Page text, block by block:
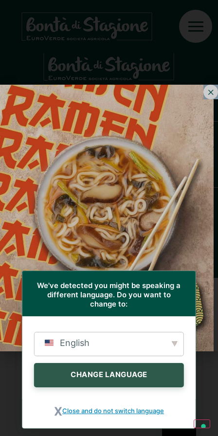
Štítek: franco rollè
PĚSTUJEME VÁŠNĚ, VYRÁBÍME BONTÀ.
Fabrizio Ziliani
© 2023 - Euroverde Società Agricola S.r.l. - Via
Quinzano, 1 - 25020 Azzano Mella (BS) Itálie - Tel.
+39 030 9747113 - Fax. +39 030 9749156 - P.IVA
03373910177 - REA: 366732 -Design by RBA design
Zásady ochrany osobních údajů a souborů cookie
We've detected you might be speaking a
different language. Do you want to
change to:
English
CHANGE LANGUAGE
Close and do not switch language